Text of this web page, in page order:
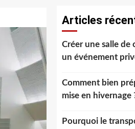
Articles
Créer une salle de
un événement
Comment bien
mise en hivernage
Pourquoi le